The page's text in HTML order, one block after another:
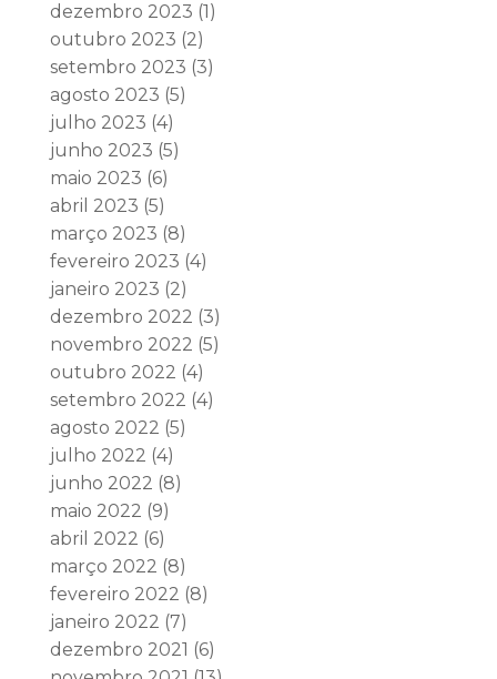
dezembro 2023 (1)
outubro 2023 (2)
setembro 2023 (3)
agosto 2023 (5)
julho 2023 (4)
junho 2023 (5)
maio 2023 (6)
abril 2023 (5)
março 2023 (8)
fevereiro 2023 (4)
janeiro 2023 (2)
dezembro 2022 (3)
novembro 2022 (5)
outubro 2022 (4)
setembro 2022 (4)
agosto 2022 (5)
julho 2022 (4)
junho 2022 (8)
maio 2022 (9)
abril 2022 (6)
março 2022 (8)
fevereiro 2022 (8)
janeiro 2022 (7)
dezembro 2021 (6)